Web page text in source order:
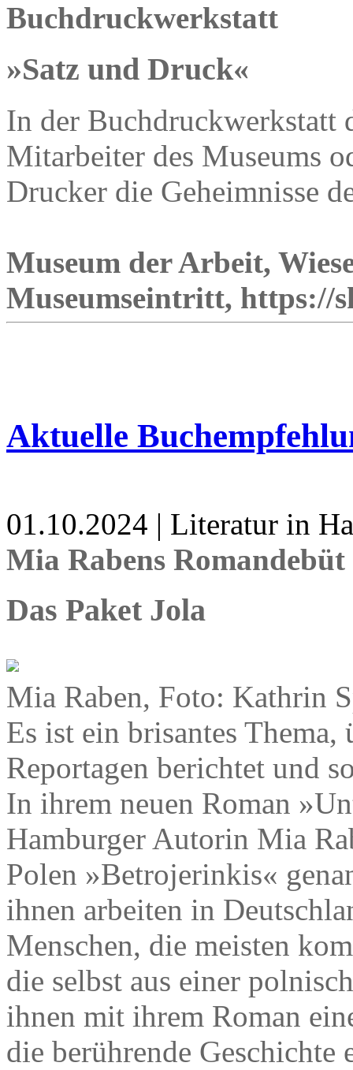
Buchdruckwerkstatt
»Satz und Druck«
In der Buchdruckwerkstatt
Mitarbeiter des Museums
Drucker die Geheimnisse
Museum der Arbeit,
Museumseintritt, https://
Aktuelle
01.10.2024 | Literatur in
Mia Rabens
Das Paket Jola
Mia Raben, Foto: Kathrin
Es ist ein brisantes
Reportagen berichtet und
In ihrem neuen Roman
Hamburger Autorin Mia
Polen »Betrojerinkis«
ihnen arbeiten in
Menschen, die meisten
die selbst aus einer
ihnen mit ihrem Roman
die berührende Geschichte